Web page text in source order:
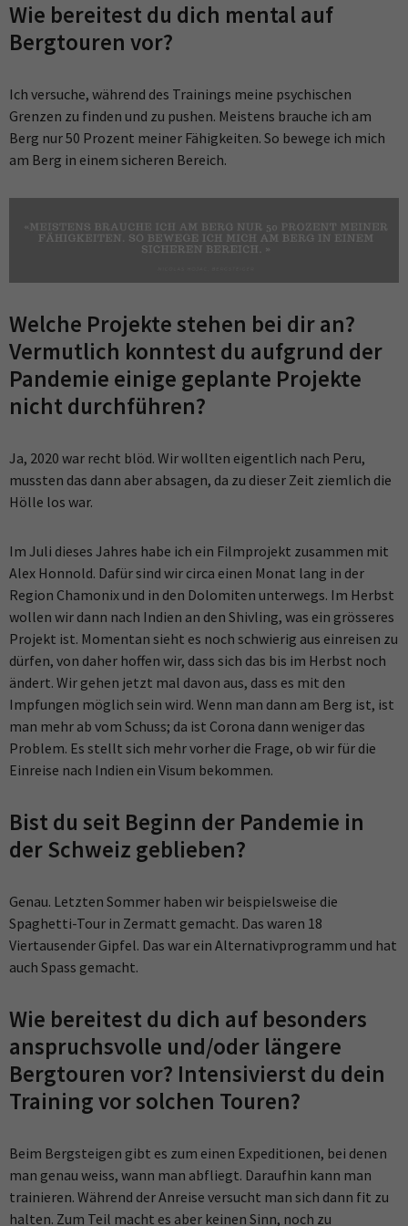
Wie bereitest du dich mental auf
Bergtouren vor?
Ich versuche, während des Trainings meine psychischen
Grenzen zu finden und zu pushen. Meistens brauche ich am
Berg nur 50 Prozent meiner Fähigkeiten. So bewege ich mich
am Berg in einem sicheren Bereich.
Welche Projekte stehen bei dir an?
Vermutlich konntest du aufgrund der
Pandemie einige geplante Projekte
nicht durchführen?
Ja, 2020 war recht blöd. Wir wollten eigentlich nach Peru,
mussten das dann aber absagen, da zu dieser Zeit ziemlich die
Hölle los war.
Im Juli dieses Jahres habe ich ein Filmprojekt zusammen mit
Alex Honnold. Dafür sind wir circa einen Monat lang in der
Region Chamonix und in den Dolomiten unterwegs. Im Herbst
wollen wir dann nach Indien an den Shivling, was ein grösseres
Projekt ist. Momentan sieht es noch schwierig aus einreisen zu
dürfen, von daher hoffen wir, dass sich das bis im Herbst noch
ändert. Wir gehen jetzt mal davon aus, dass es mit den
Impfungen möglich sein wird. Wenn man dann am Berg ist, ist
man mehr ab vom Schuss; da ist Corona dann weniger das
Problem. Es stellt sich mehr vorher die Frage, ob wir für die
Einreise nach Indien ein Visum bekommen.
Bist du seit Beginn der Pandemie in
der Schweiz geblieben?
Genau. Letzten Sommer haben wir beispielsweise die
Spaghetti-Tour in Zermatt gemacht. Das waren 18
Viertausender Gipfel. Das war ein Alternativprogramm und hat
auch Spass gemacht.
Wie bereitest du dich auf besonders
anspruchsvolle und/oder längere
Bergtouren vor? Intensivierst du dein
Training vor solchen Touren?
Beim Bergsteigen gibt es zum einen Expeditionen, bei denen
man genau weiss, wann man abfliegt. Daraufhin kann man
trainieren. Während der Anreise versucht man sich dann fit zu
halten. Zum Teil macht es aber keinen Sinn, noch zu